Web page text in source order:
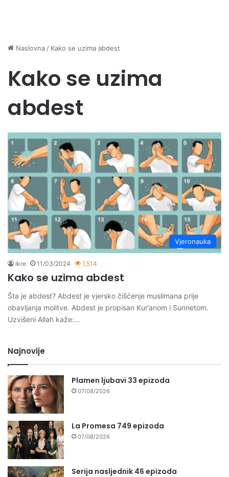
Naslovna / Kako se uzima abdest
Kako se uzima
abdest
Vjeronauka
Ikre 11/03/2024 1,514
Kako se uzima abdest
Šta je abdest? Abdest je vjersko čišćenje muslimana prije
obavljanja molitve. Abdest je propisan Kur’anom i Sunnetom.
Uzvišeni Allah kaže:…
Najnovije
Plamen ljubavi 33 epizoda
07/08/2026
La Promesa 749 epizoda
07/08/2026
Serija nasljednik 46 epizoda